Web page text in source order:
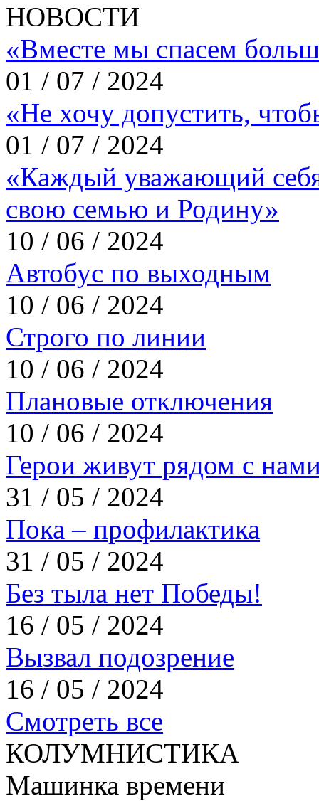
НОВОСТИ
«Вместе мы спасем
01 / 07 / 2024
«Не хочу допустить,
01 / 07 / 2024
«Каждый уважающий
свою семью и Родину»
10 / 06 / 2024
Автобус по выходным
10 / 06 / 2024
Строго по линии
10 / 06 / 2024
Плановые отключения
10 / 06 / 2024
Герои живут рядом с
31 / 05 / 2024
Пока – профилактика
31 / 05 / 2024
Без тыла нет Победы!
16 / 05 / 2024
Вызвал подозрение
16 / 05 / 2024
Смотреть все
КОЛУМНИСТИКА
Машинка времени